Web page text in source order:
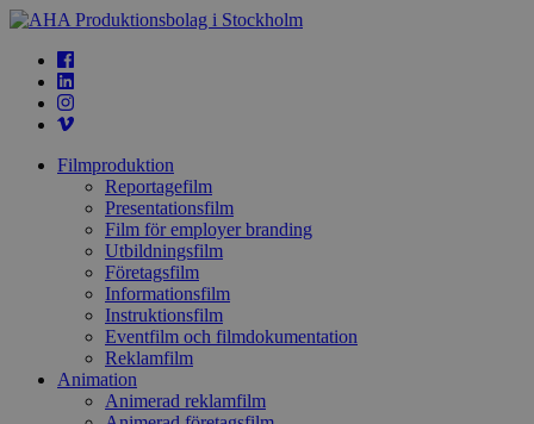
Filmproduktion
Reportagefilm
Presentationsfilm
Film för employer branding
Utbildningsfilm
Företagsfilm
Informationsfilm
Instruktionsfilm
Eventfilm och filmdokumentation
Reklamfilm
Animation
Animerad reklamfilm